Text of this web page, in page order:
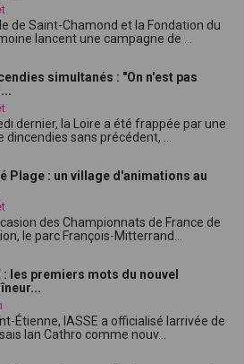
de Saint-Chamond et la Fondation du
lancent une campagne de ...
simultanés : "On n'est pas
dernier, la Loire a été frappée par une
dincendies sans précédent, ...
Plage : un village d'animations au
des Championnats de France de
le parc François-Mitterrand...
: les premiers mots du nouvel
Étienne, lASSE a officialisé larrivée de
Ian Cathro comme nouv...